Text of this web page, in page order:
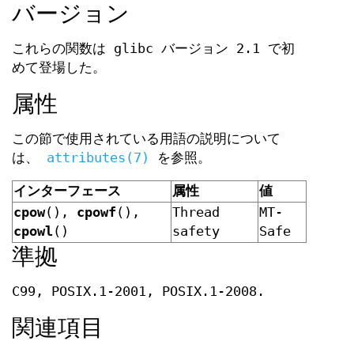
バージョン
これらの関数は glibc バージョン 2.1 で初
めて登場した。
属性
この節で使用されている用語の説明について
は、 attributes(7) を参照。
インターフェース 属性
値
cpow(), cpowf (),
cpowl ()
Thread
safety
MT-
Safe
準拠
C99, POSIX.1-2001, POSIX.1-2008.
関連項目